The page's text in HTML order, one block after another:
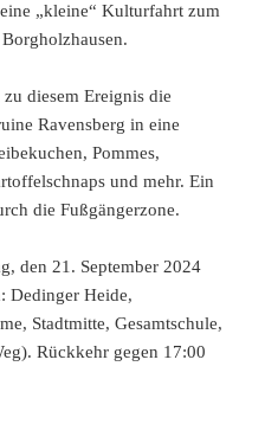
„kleine“ Kulturfahrt zum
diesem Ereignis die
Ravensberg in eine
Pommes,
und mehr. Ein
die Fußgängerzone.
den 21. September 2024
Dedinger Heide,
Stadtmitte, Gesamtschule,
Rückkehr gegen 17:00